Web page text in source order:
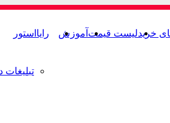
خریدلیست قیمت آموزش رایااستور
تبلیغات